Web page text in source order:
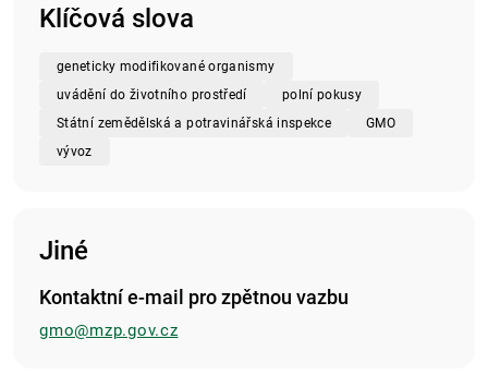
Klíčová slova
geneticky modifikované organismy
uvádění do životního prostředí
polní pokusy
Státní zemědělská a potravinářská inspekce
GMO
vývoz
Jiné
Kontaktní e-mail pro zpětnou vazbu
gmo@mzp.gov.cz